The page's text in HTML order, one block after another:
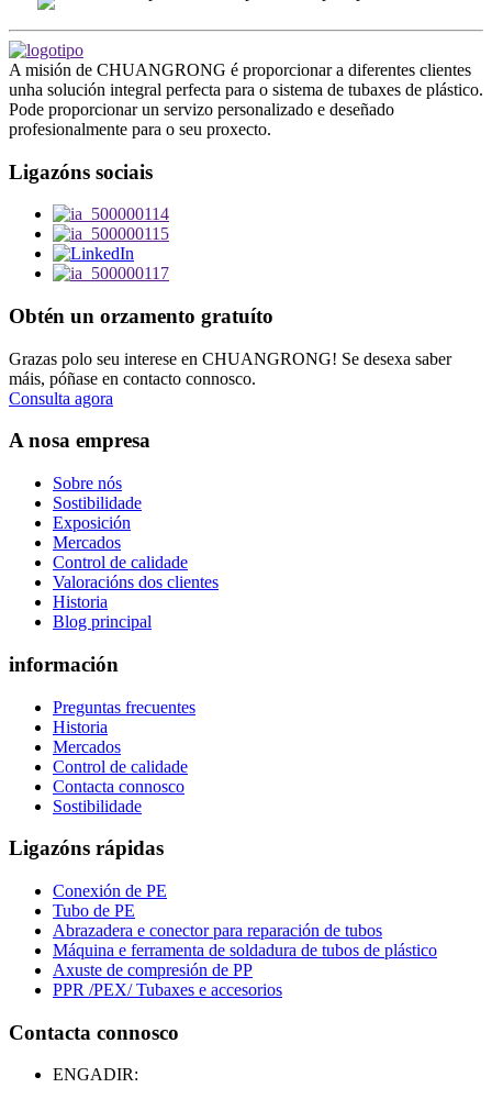
A misión de CHUANGRONG é proporcionar a diferentes clientes
unha solución integral perfecta para o sistema de tubaxes de plástico.
Pode proporcionar un servizo personalizado e deseñado
profesionalmente para o seu proxecto.
Ligazóns sociais
Obtén un orzamento gratuíto
Grazas polo seu interese en CHUANGRONG! Se desexa saber
máis, póñase en contacto connosco.
Consulta agora
A nosa empresa
Sobre nós
Sostibilidade
Exposición
Mercados
Control de calidade
Valoracións dos clientes
Historia
Blog principal
información
Preguntas frecuentes
Historia
Mercados
Control de calidade
Contacta connosco
Sostibilidade
Ligazóns rápidas
Conexión de PE
Tubo de PE
Abrazadera e conector para reparación de tubos
Máquina e ferramenta de soldadura de tubos de plástico
Axuste de compresión de PP
PPR /PEX/ Tubaxes e accesorios
Contacta connosco
ENGADIR: